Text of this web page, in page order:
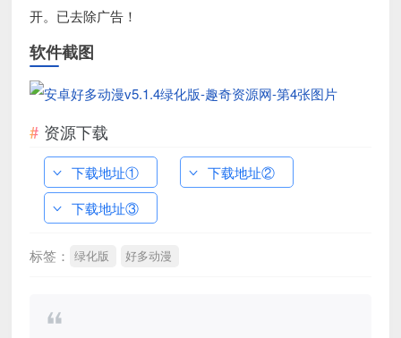
开。已去除广告！
软件截图
资源下载
下载地址①
下载地址②
下载地址③
标签： 绿化版 好多动漫